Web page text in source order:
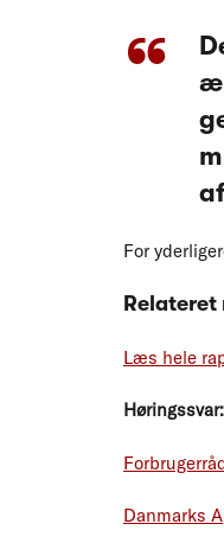
For
Læs hele
Høringssvar:
Danmarks